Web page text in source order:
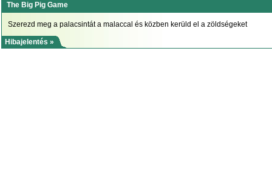
The Big Pig Game
Szerezd meg a palacsintát a malaccal és közben kerüld el a zöldségeket
Hibajelentés »